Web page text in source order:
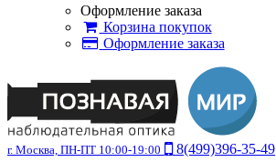
Оформление заказа
Корзина покупок
Оформление заказа
г. Москва, ПН-ПТ 10:00-19:00
8(499)396-35-49